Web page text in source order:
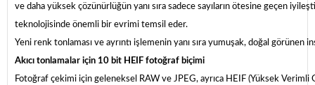
ve daha yüksek çözünürlüğün yanı sıra sadece sayıların ötesine geçen
teknolojisinde önemli bir evrimi temsil eder.
Yeni renk tonlaması ve ayrıntı işlemenin yanı sıra yumuşak, doğal görünen
Akıcı tonlamalar için 10 bit HEIF fotoğraf biçimi
Fotoğraf çekimi için geleneksel RAW ve JPEG, ayrıca HEIF (Yüksek